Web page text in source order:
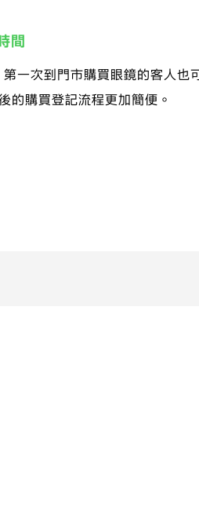
間
一次到門市購買眼鏡的客人也可
的購買登記流程更加簡便。